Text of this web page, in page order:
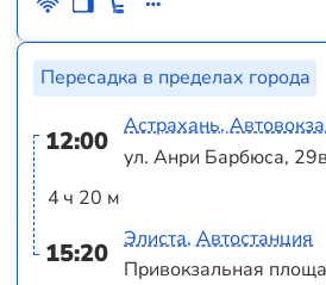
Пересадка в пределах города
12:00
4 ч 20 м
15:20
Астрахань,
ул. Анри Барбюса, 29в
Элиста, Автостанция
Привокзальная